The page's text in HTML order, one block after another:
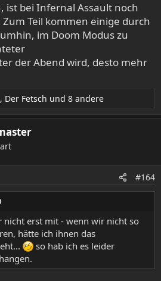
ist bei Infernal Assault noch
Teil kommen einige durch
im Doom Modus zu
der Abend wird, desto mehr
, Der Fetsch und 8 andere
#164
nicht erst mit - wenn wir nicht so
hätte ich ihnen das
so hab ich es leider